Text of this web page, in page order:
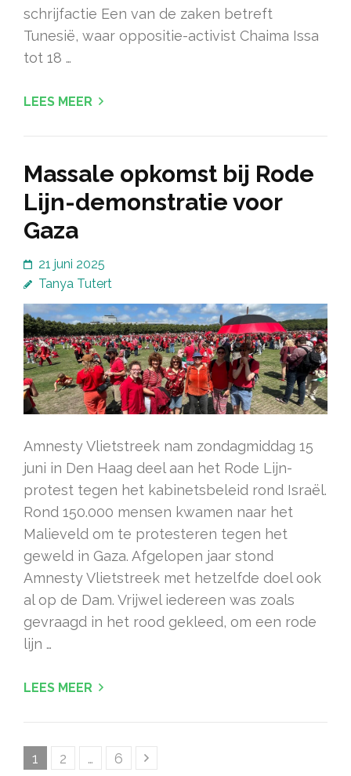
schrijfactie Een van de zaken betreft
Tunesië, waar oppositie-activist Chaima Issa
tot 18 …
LEES MEER
Massale opkomst bij Rode
Lijn-demonstratie voor
Gaza
21 juni 2025
Tanya Tutert
Amnesty Vlietstreek nam zondagmiddag 15
juni in Den Haag deel aan het Rode Lijn-
protest tegen het kabinetsbeleid rond Israël.
Rond 150.000 mensen kwamen naar het
Malieveld om te protesteren tegen het
geweld in Gaza. Afgelopen jaar stond
Amnesty Vlietstreek met hetzelfde doel ook
al op de Dam. Vrijwel iedereen was zoals
gevraagd in het rood gekleed, om een rode
lijn …
LEES MEER
Berichten
Pagina
1 Pagina
2 … Pagina
6